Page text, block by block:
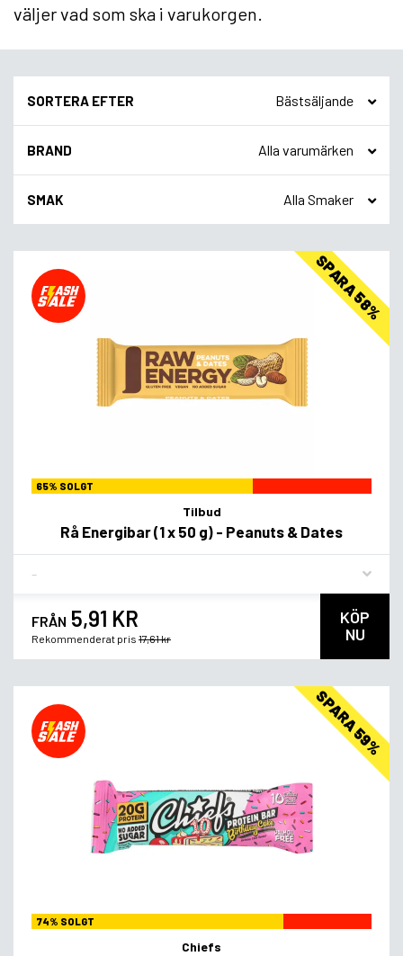
väljer vad som ska i varukorgen.
SORTERA EFTER
BRAND
SMAK
SPARA 58%
65% SOLGT
Tilbud
Rå Energibar (1 x 50 g) - Peanuts & Dates
FRÅN 5,91 KR
Rekommenderat pris 17,61 kr
KÖP
NU
SPARA 59%
74% SOLGT
Chiefs